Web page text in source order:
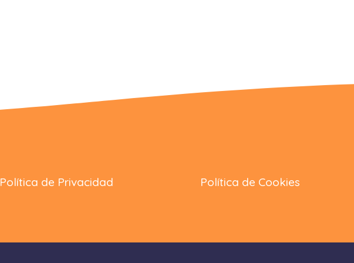
Política de Privacidad Política de Cookies